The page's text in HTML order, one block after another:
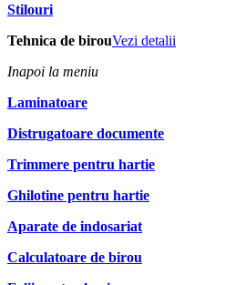
Stilouri
Tehnica de birouVezi detalii
Inapoi la meniu
Laminatoare
Distrugatoare documente
Trimmere pentru hartie
Ghilotine pentru hartie
Aparate de indosariat
Calculatoare de birou